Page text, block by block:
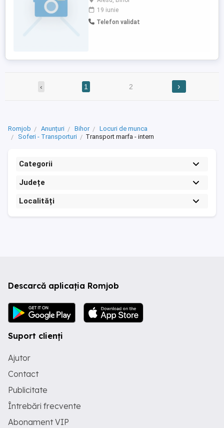
19 iunie
Telefon validat
‹ 1 2 ›
Romjob Anunțuri Bihor
Locuri de munca
Soferi - Transporturi
Transport marfa - intern
Categorii
Județe
Localități
Descarcă aplicația Romjob
Suport clienți
Ajutor
Contact
Publicitate
Întrebări frecvente
Abonament VIP